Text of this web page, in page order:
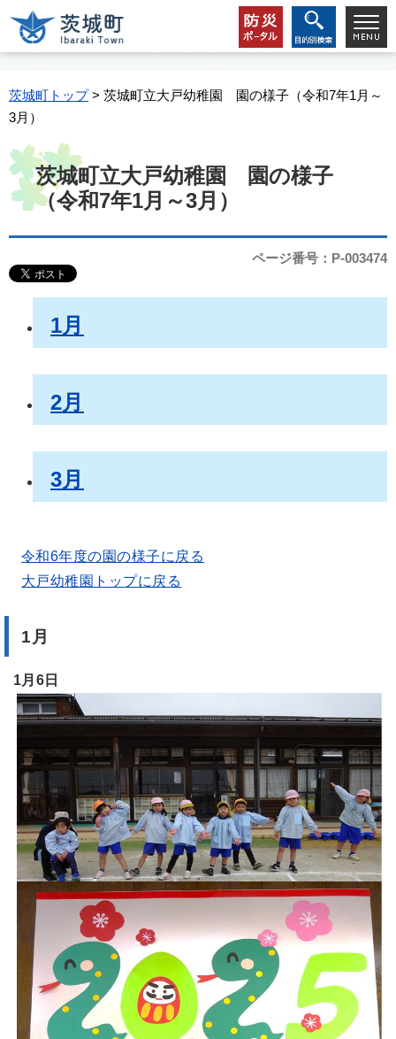
茨城町トップ> 茨城町立大戸幼稚園 園の様子（令和7年1月～
3月）
茨城町立大戸幼稚園 園の様子
（令和7年1月～3月）
ページ番号：P-003474
1月
2月
3月
令和6年度の園の様子に戻る
大戸幼稚園トップに戻る
1月
1月6日